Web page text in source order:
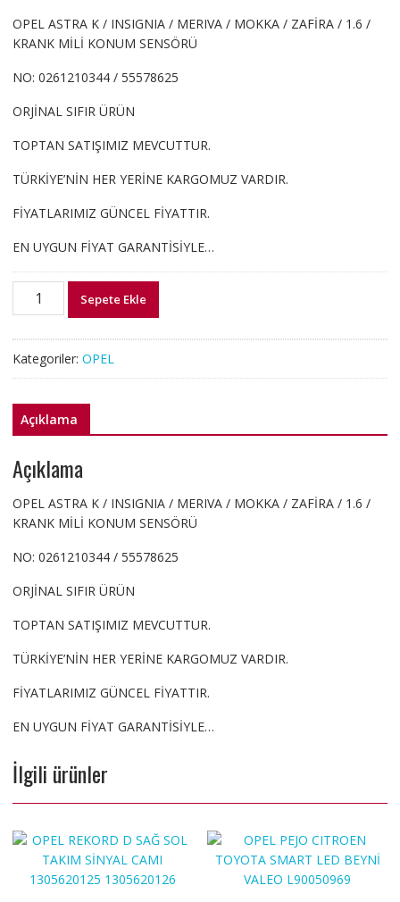
o
k
p
p
OPEL ASTRA K / INSIGNIA / MERIVA / MOKKA / ZAFİRA / 1.6 /
KRANK MİLİ KONUM SENSÖRÜ
NO: 0261210344 / 55578625
ORJİNAL SIFIR ÜRÜN
TOPTAN SATIŞIMIZ MEVCUTTUR.
TÜRKİYE’NİN HER YERİNE KARGOMUZ VARDIR.
FİYATLARIMIZ GÜNCEL FİYATTIR.
EN UYGUN FİYAT GARANTİSİYLE…
0261210344
INSIGNIA
KRANK
MİLİ
SENSÖRÜ
adet
Sepete Ekle
Kategoriler: OPEL
Açıklama
Açıklama
OPEL ASTRA K / INSIGNIA / MERIVA / MOKKA / ZAFİRA / 1.6 /
KRANK MİLİ KONUM SENSÖRÜ
NO: 0261210344 / 55578625
ORJİNAL SIFIR ÜRÜN
TOPTAN SATIŞIMIZ MEVCUTTUR.
TÜRKİYE’NİN HER YERİNE KARGOMUZ VARDIR.
FİYATLARIMIZ GÜNCEL FİYATTIR.
EN UYGUN FİYAT GARANTİSİYLE…
İlgili ürünler